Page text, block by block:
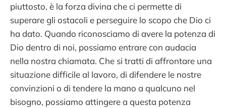
piuttosto, è la forza divina che ci permette di
superare gli ostacoli e perseguire lo scopo che Dio ci
ha dato. Quando riconosciamo di avere la potenza di
Dio dentro di noi, possiamo entrare con audacia
nella nostra chiamata. Che si tratti di affrontare una
situazione difficile al lavoro, di difendere le nostre
convinzioni o di tendere la mano a qualcuno nel
bisogno, possiamo attingere a questa potenza